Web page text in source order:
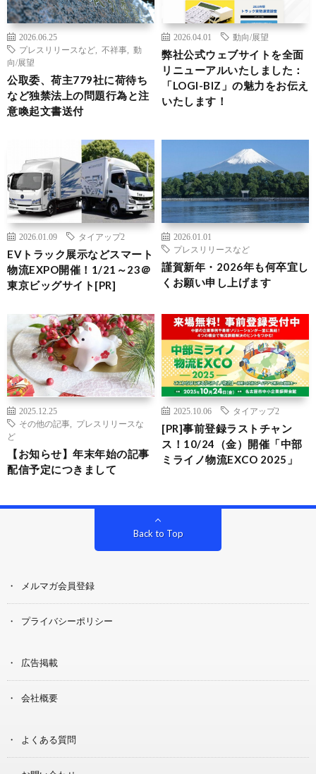
2026.06.25
プレスリリースなど
不祥事
動
向/展望
公取委、荷主779社に荷待ち
など独禁法上の問題行為と注
意喚起文書送付
2026.04.01 動向/展望
弊社公式ウェブサイトを全面
リニューアルいたしました：
「LOGI-BIZ」の魅力をお伝え
いたします！
2026.01.09 タイアップ2
EVトラック展示などスマート
物流EXPO開催！1/21～23＠
東京ビッグサイト[PR]
2026.01.01
プレスリリースなど
謹賀新年・2026年も何卒宜し
くお願い申し上げます
2025.12.25
その他の記事
プレスリリースな
ど
【お知らせ】年末年始の記事
配信予定につきまして
2025.10.06 タイアップ2
[PR]事前登録ラストチャン
ス！10/24（金）開催「中部
ミライノ物流EXCO 2025」
Back to Top
メルマガ会員登録
プライバシーポリシー
広告掲載
会社概要
よくある質問